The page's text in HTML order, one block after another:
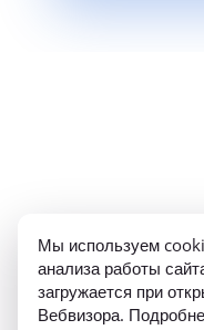
ИП Гуляев
Мы используем
анализа работы
загружается при
Вебвизора.